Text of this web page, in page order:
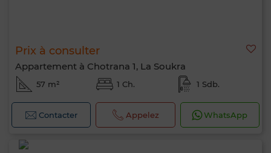
Prix à consulter
Appartement à Chotrana 1, La Soukra
57 m² 1 Ch. 1 Sdb.
Contacter Appelez WhatsApp